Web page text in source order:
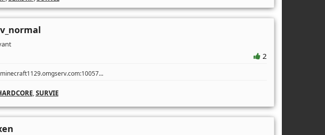
2
...
,SURVIE